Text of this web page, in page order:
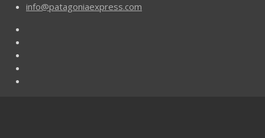
info@patagoniaexpress.com